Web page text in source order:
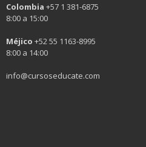
Colombia +57 1 381-6875
8:00 a 15:00
Méjico +52 55 1163-8995
8:00 a 14:00
info@cursoseducate.com